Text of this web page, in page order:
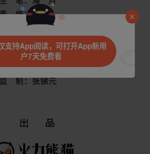
支持App阅读，可打开App新用
户7天免费看
前往腾漫App继续阅读
立即前往